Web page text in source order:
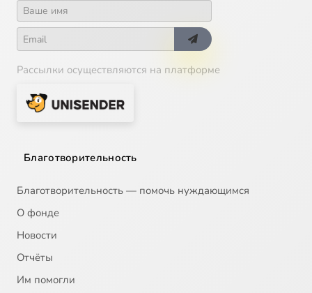
Рассылки осуществляются на платформе
Благотворительность
Благотворительность — помочь нуждающимся
О фонде
Новости
Отчёты
Им помогли